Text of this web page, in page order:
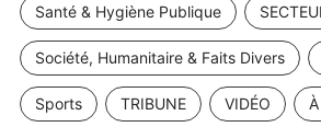
Santé & Hygiène Publique
Société, Humanitaire & Faits Divers
Sports TRIBUNE VIDÉO